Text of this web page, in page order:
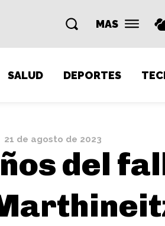
MAS
SALUD DEPORTES
21 de agosto de 2023
del